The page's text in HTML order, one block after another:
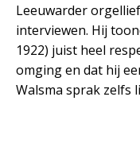
Leeuwarder
interviewen. Hij
1922) juist heel
omging en dat hij
Walsma sprak zelfs